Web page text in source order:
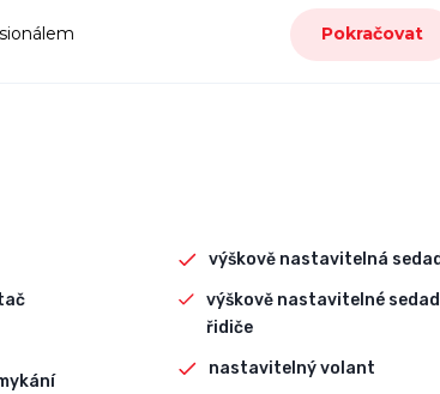
Pokračovat
výškově nastavitelná
výškově nastavitelné
řidiče
nastavitelný volant